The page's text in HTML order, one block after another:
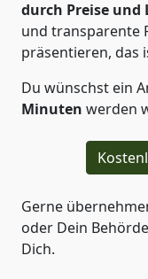
durch Preise und
und transparente
präsentieren, das
Du wünschst ein
Minuten werden
Gerne
oder Dein
Dich.